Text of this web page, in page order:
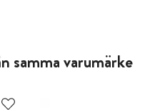
samma varumärke